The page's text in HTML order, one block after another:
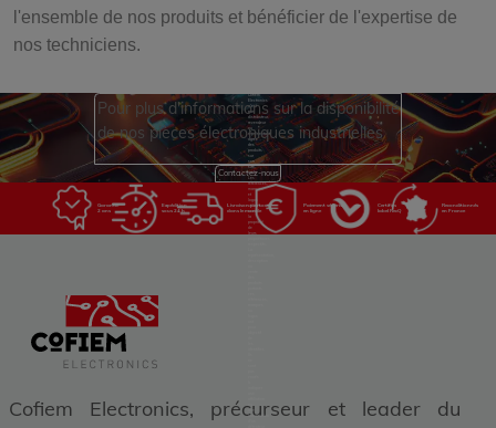
l'ensemble de nos produits et bénéficier de l'expertise de
nos techniciens.
Cofiem
Electronics
n'est
pas
distributeur,
revendeur
ou
représentant
agréé
des
produits
sur
son
site
web.
Les
références,
marques
et
logos
utilisés
sont
la
propriété
de
leurs
une
autorisation
Pour plus d'informations sur la disponibilité
de nos pièces électroniques industrielles
Contactez-nous
Garantie
2 ans
Expédition
sous 24 h
Livraison partout
dans le monde
Paiement sécurisé
en ligne
Certifiés
label RecQ
Reconditionnés
en France
Cofiem Electronics, précurseur et leader du